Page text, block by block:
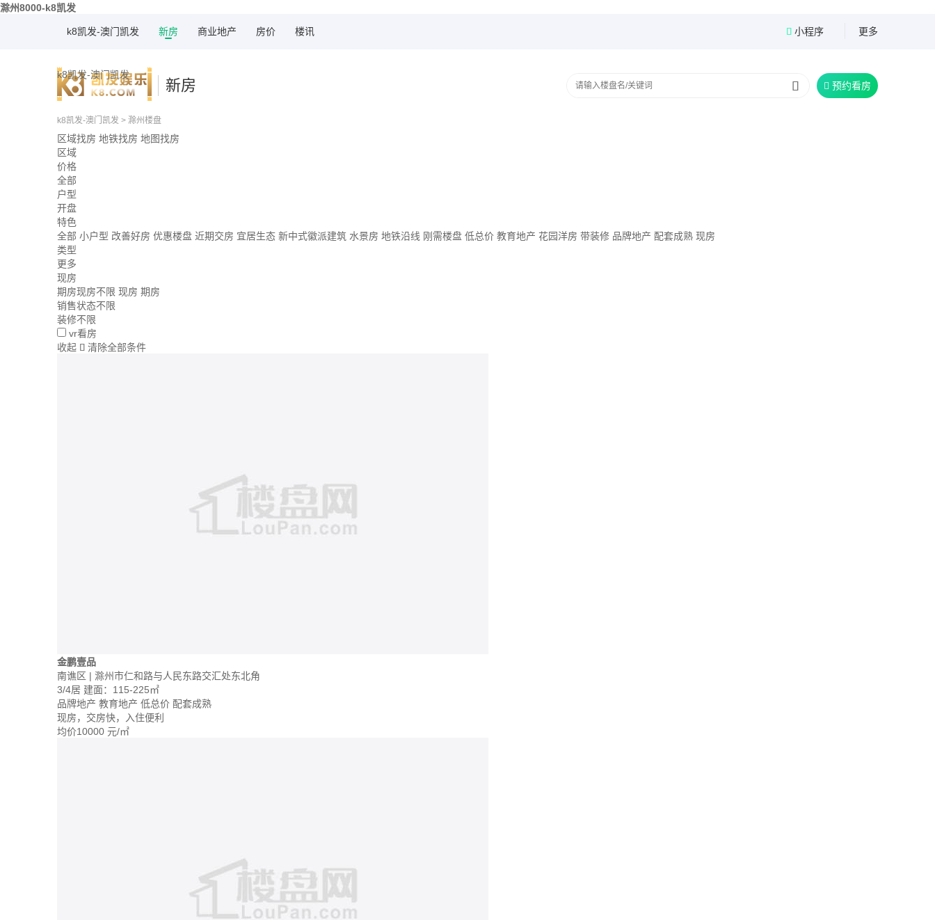
滁州8000-k8凯发
k8凯发-澳门凯发 新房 商业地产 房价 楼讯  小程序 更多
k8凯发-澳门凯发
新房   预约看房
k8凯发-澳门凯发 > 滁州楼盘
区域找房 地铁找房 地图找房
区域
价格
全部
户型
开盘
特色
全部 小户型 改善好房 优惠楼盘 近期交房 宜居生态 新中式徽派建筑 水景房 地铁沿线 刚需楼盘 低总价 教育地产 花园洋房 带装修 品牌地产 配套成熟 现房
类型
更多
现房
期房现房不限 现房 期房
销售状态不限
装修不限
vr看房
收起  清除全部条件
金鹏壹品
南谯区 | 滁州市仁和路与人民东路交汇处东北角
3/4居 建面：115-225㎡
品牌地产 教育地产 低总价 配套成熟
现房，交房快，入住便利
均价10000 元/㎡